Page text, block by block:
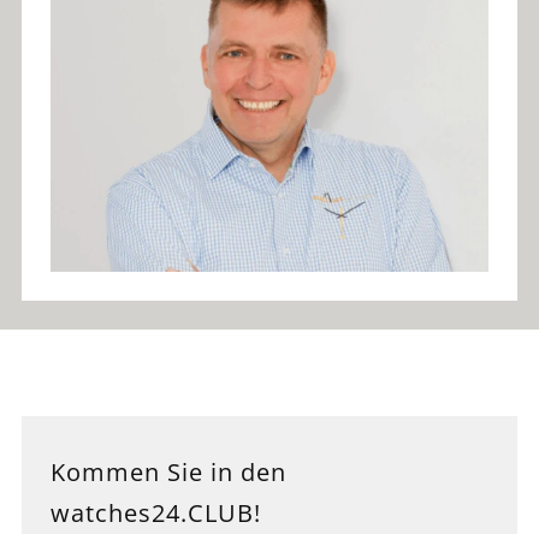
Kommen Sie in den
watches24.CLUB!